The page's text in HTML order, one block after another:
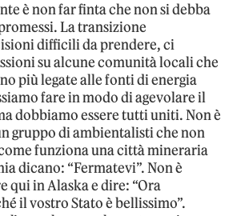
è non far finta che non si debba
La transizione
difficili da prendere, ci
su alcune comunità locali che
più legate alle fonti di energia
fare in modo di agevolare il
dobbiamo essere tutti uniti. Non è
gruppo di ambientalisti che non
funziona una città mineraria
dicano: “Fermatevi”. Non è
qui in Alaska e dire: “Ora
il vostro Stato è bellissimo”.